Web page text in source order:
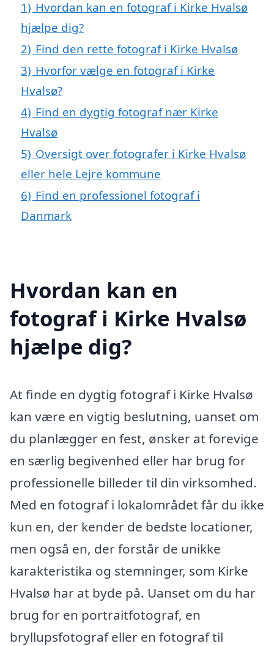
1) Hvordan kan en fotograf i Kirke Hvalsø
hjælpe dig?
2) Find den rette fotograf i Kirke Hvalsø
3) Hvorfor vælge en fotograf i Kirke
Hvalsø?
4) Find en dygtig fotograf nær Kirke
Hvalsø
5) Oversigt over fotografer i Kirke Hvalsø
eller hele Lejre kommune
6) Find en professionel fotograf i
Danmark
Hvordan kan en
fotograf i Kirke Hvalsø
hjælpe dig?
At finde en dygtig fotograf i Kirke Hvalsø
kan være en vigtig beslutning, uanset om
du planlægger en fest, ønsker at forevige
en særlig begivenhed eller har brug for
professionelle billeder til din virksomhed.
Med en fotograf i lokalområdet får du ikke
kun en, der kender de bedste locationer,
men også en, der forstår de unikke
karakteristika og stemninger, som Kirke
Hvalsø har at byde på. Uanset om du har
brug for en portraitfotograf, en
bryllupsfotograf eller en fotograf til